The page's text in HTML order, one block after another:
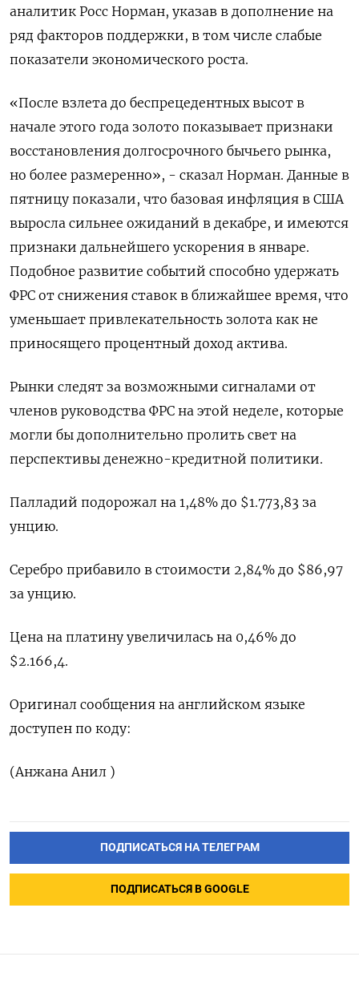
аналитик Росс Норман, указав в дополнение на
ряд факторов поддержки, ​в том числе слабые ​
показатели экономического роста.
«‌После взлета до беспрецедентных высот в
начале этого года золото показывает признаки ​
восстановления долгосрочного бычьего рынка,
но более размеренно», - сказал Норман. Данные в
пятницу показали, что базовая инфляция в США
выросла сильнее ожиданий в декабре, и имеются
признаки дальнейшего ускорения в январе.
Подобное развитие событий способно удержать
ФРС от снижения ставок в ближайшее время, что
уменьшает привлекательность золота как не
приносящего процентный доход актива.
Рынки следят ​за возможными сигналами ⁠от
членов руководства ФРС на этой неделе, которые
могли бы дополнительно пролить свет на
перспективы денежно-кредитной ‌политики.
Палладий подорожал на 1,48% до $1.773,83 за
унцию.
Серебро ‌прибавило в стоимости 2,84% до $86,97
за унцию.
Цена на платину увеличилась ​на 0,46% до
$2.166,4.
Оригинал сообщения на ‌английском языке
доступен по коду:
(Анжана Анил )
ПОДПИСАТЬСЯ НА ТЕЛЕГРАМ
ПОДПИСАТЬСЯ В GOOGLE